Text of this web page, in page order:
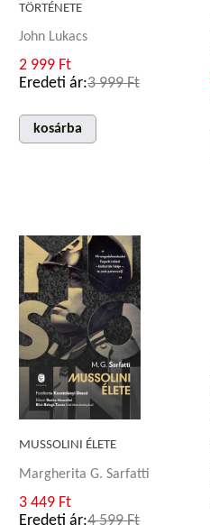
TÖRTÉNETE
John Lukacs
2 999 Ft
Eredeti ár:3 999 Ft
kosárba
MUSSOLINI ÉLETE
Margherita G. Sarfatti
3 449 Ft
Eredeti ár:4 599 Ft